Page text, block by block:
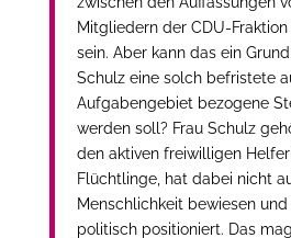
Mitgliedern der CDU-
sein. Aber kann das ein
Schulz eine solch befristete
Aufgabengebiet bezogene
werden soll? Frau Schulz
den aktiven freiwilligen
Flüchtlinge, hat dabei nicht
Menschlichkeit bewiesen
politisch positioniert. Das